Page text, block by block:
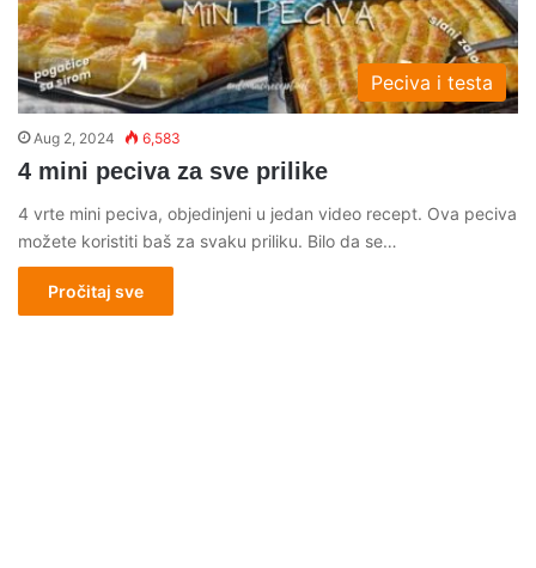
Peciva i testa
Aug 2, 2024 6,583
4 mini peciva za sve prilike
4 vrte mini peciva, objedinjeni u jedan video recept. Ova peciva
možete koristiti baš za svaku priliku. Bilo da se…
Pročitaj sve